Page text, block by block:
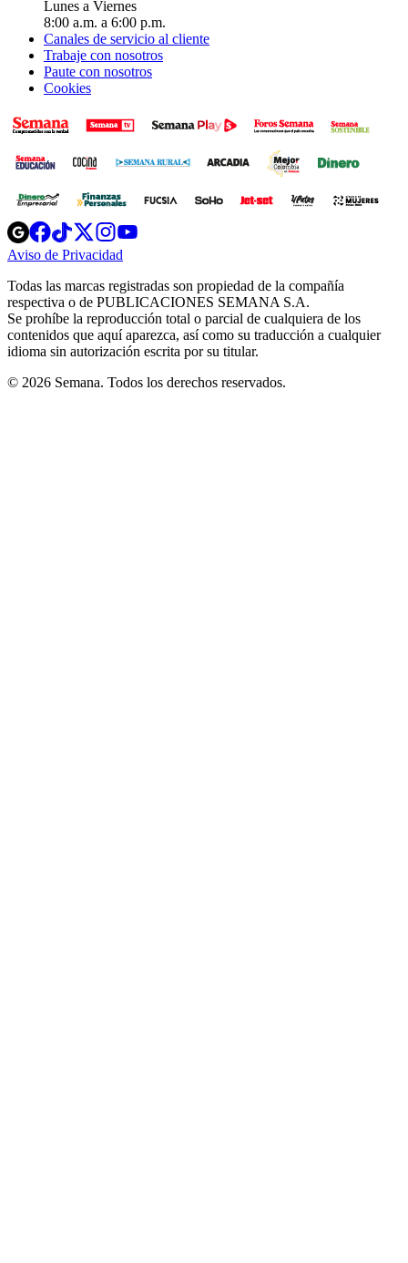
Lunes a Viernes
8:00 a.m. a 6:00 p.m.
Canales de servicio al cliente
Trabaje con nosotros
Paute con nosotros
Cookies
Opens
in
new
Opens
in
new
Opens
in
new
window
Opens
new
windowwindow
Aviso de Privacidad
new
window
Todas las marcas registradas son propiedad de la compañía
respectiva o de PUBLICACIONES SEMANA S.A.
Se prohíbe la reproducción total o parcial de cualquiera de los
contenidos que aquí aparezca, así como su traducción a cualquier
idioma sin autorización escrita por su titular.
© 2026 Semana. Todos los derechos reservados.